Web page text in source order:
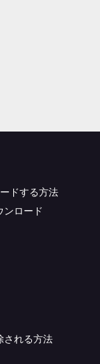
ドする方法
ンロード
される方法